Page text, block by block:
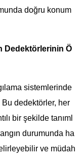
doğru konum
Dedektörlerinin Ö
sistemlerinde
dedektörler, her
bir şekilde tanıml
durumunda ha
ve müdah